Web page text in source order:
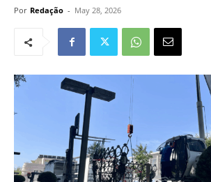
Por Redação - May 28, 2026